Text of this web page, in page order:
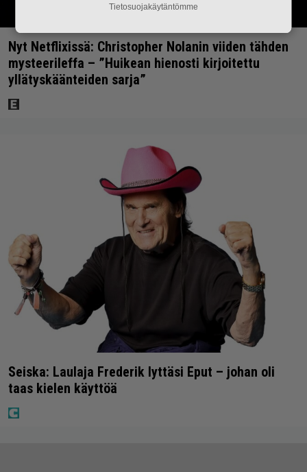
Nyt Netflixissä: Christopher Nolanin viiden tähden
mysteerileffa – ”Huikean hienosti kirjoitettu
yllätyskäänteiden sarja”
Seiska: Laulaja Frederik lyttäsi Eput – johan oli
taas kielen käyttöä
Tietosuojakäytäntömme